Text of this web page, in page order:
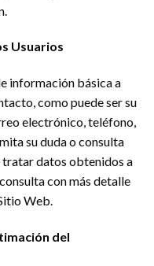
Usuarios
información básica a
como puede ser su
electrónico, teléfono,
su duda o consulta
datos obtenidos a
con más detalle
Web.
del